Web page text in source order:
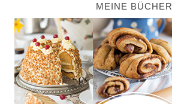
MEINE BÜCHER